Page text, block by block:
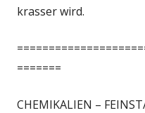
krasser wird.
=======
CHEMIKALIEN –